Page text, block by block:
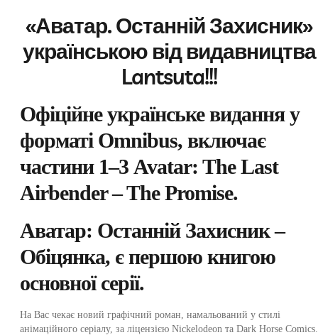
«Аватар. Останній Захисник»
українською від видавництва
Lantsuta!!!
Офіційне українське видання у
форматі Omnibus, включає
частини 1–3 Avatar: The Last
Airbender – The Promise.
Аватар: Останній Захисник –
Обіцянка, є першою книгою
основної серії.
На Вас чекає новий графічний роман, намальований у стилі
анімаційного серіалу, за ліцензією Niсkelodeon та Dark Horse Comics.